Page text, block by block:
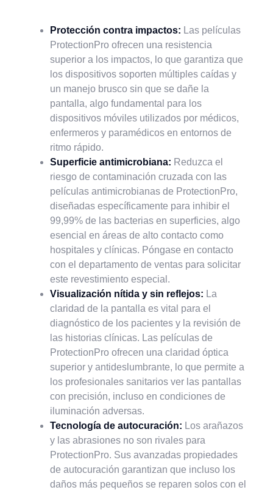
Protección contra impactos: Las películas
ProtectionPro ofrecen una resistencia
superior a los impactos, lo que garantiza que
los dispositivos soporten múltiples caídas y
un manejo brusco sin que se dañe la
pantalla, algo fundamental para los
dispositivos móviles utilizados por médicos,
enfermeros y paramédicos en entornos de
ritmo rápido.
Superficie antimicrobiana: Reduzca el
riesgo de contaminación cruzada con las
películas antimicrobianas de ProtectionPro,
diseñadas específicamente para inhibir el
99,99% de las bacterias en superficies, algo
esencial en áreas de alto contacto como
hospitales y clínicas. Póngase en contacto
con el departamento de ventas para solicitar
este revestimiento especial.
Visualización nítida y sin reflejos: La
claridad de la pantalla es vital para el
diagnóstico de los pacientes y la revisión de
las historias clínicas. Las películas de
ProtectionPro ofrecen una claridad óptica
superior y antideslumbrante, lo que permite a
los profesionales sanitarios ver las pantallas
con precisión, incluso en condiciones de
iluminación adversas.
Tecnología de autocuración: Los arañazos
y las abrasiones no son rivales para
ProtectionPro. Sus avanzadas propiedades
de autocuración garantizan que incluso los
daños más pequeños se reparen solos con el